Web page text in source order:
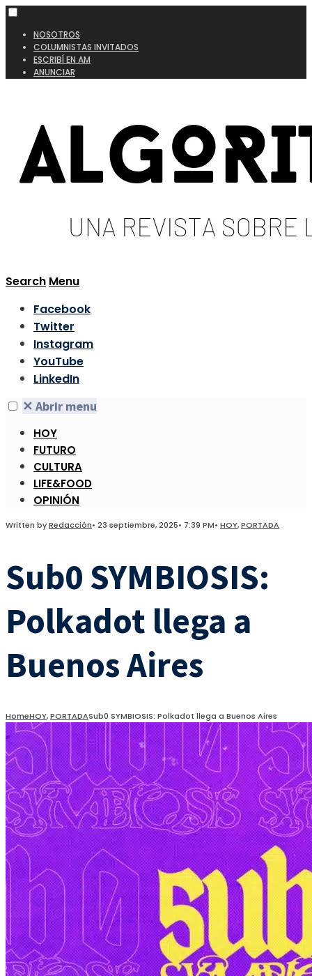
NOSOTROS
COLUMNISTAS INVITADOS
ESCRIBÍ EN AM
ANUNCIAR
Search Menu
Facebook
Twitter
Instagram
YouTube
LinkedIn
✕ Abrir menu
HOY
FUTURO
CULTURA
LIFE&FOOD
OPINIÓN
Written byRedacción• 23 septiembre, 2025• 7:39 PM• HOY,PORTADA
Sub0 SYMBIOSIS:
Polkadot llega a
Buenos Aires
HomeHOY,PORTADASub0 SYMBIOSIS: Polkadot llega a Buenos Aires